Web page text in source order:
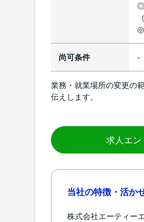
◎
◎
尚可条件 -
業務・就業場所の変更の
伝えします。
求人エン
当社の特徴・活か
株式会社エーティー